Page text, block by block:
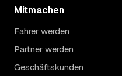
Mitmachen
Fahrer werden
Partner werden
Geschäftskunden